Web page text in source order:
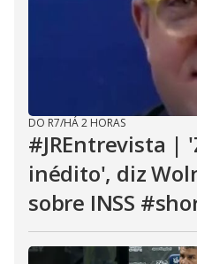
DO R7/HÁ 2 HORAS
#JREntrevista |
inédito', diz
sobre INSS